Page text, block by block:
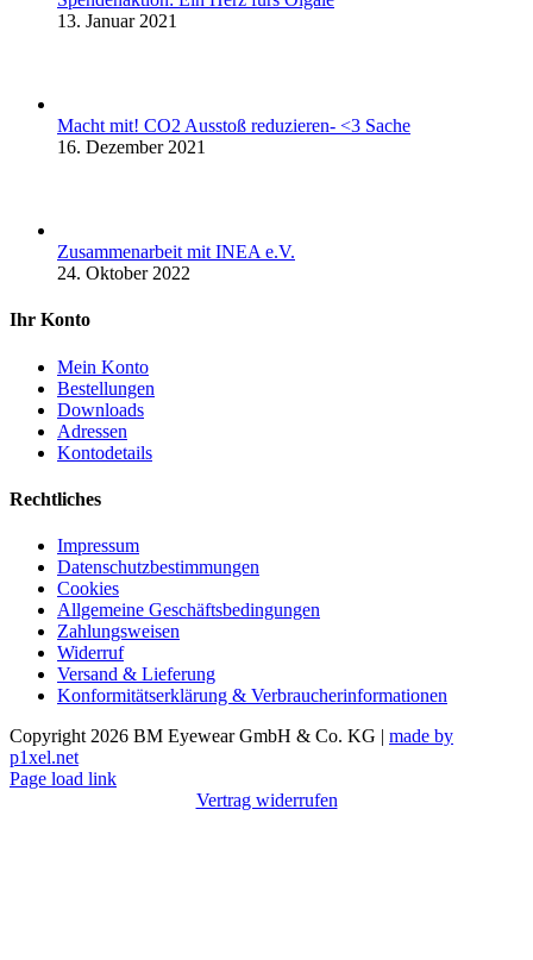
13. Januar 2021
Macht mit! CO2 Ausstoß reduzieren- <3 Sache
16. Dezember 2021
Zusammenarbeit mit INEA e.V.
24. Oktober 2022
Ihr Konto
Mein Konto
Bestellungen
Downloads
Adressen
Kontodetails
Rechtliches
Impressum
Datenschutzbestimmungen
Cookies
Allgemeine Geschäftsbedingungen
Zahlungsweisen
Widerruf
Versand & Lieferung
Konformitätserklärung & Verbraucherinformationen
Copyright 2026 BM Eyewear GmbH & Co. KG | made by
p1xel.net
Page load link
Vertrag widerrufen